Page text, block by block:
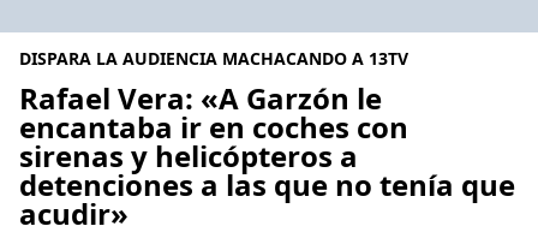
DISPARA LA AUDIENCIA MACHACANDO A 13TV
Rafael Vera: «A Garzón le
encantaba ir en coches con
sirenas y helicópteros a
detenciones a las que no tenía que
acudir»